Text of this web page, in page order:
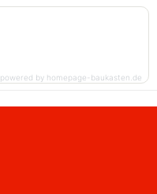
powered by homepage-baukasten.de